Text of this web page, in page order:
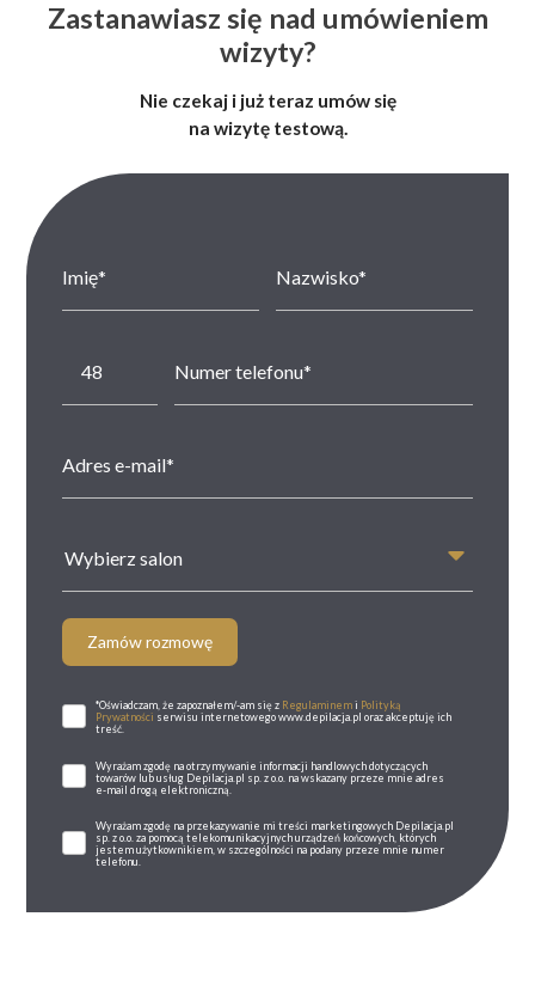
Zastanawiasz się nad umówieniem
wizyty?
Nie czekaj i już teraz umów się
na wizytę testową.
Wybierz salon
Zamów rozmowę
*Oświadczam, że zapoznałem/-am się z Regulaminemi Polityką
Prywatności serwisu internetowego www.depilacja.pl oraz akceptuję ich
treść.
Wyrażam zgodę na otrzymywanie informacji handlowych dotyczących
towarów lub usług Depilacja.pl sp. z o.o. na wskazany przeze mnie adres
e-mail drogą elektroniczną.
Wyrażam zgodę na przekazywanie mi treści marketingowych Depilacja.pl
sp. z o.o. za pomocą telekomunikacyjnych urządzeń końcowych, których
jestem użytkownikiem, w szczególności na podany przeze mnie numer
telefonu.